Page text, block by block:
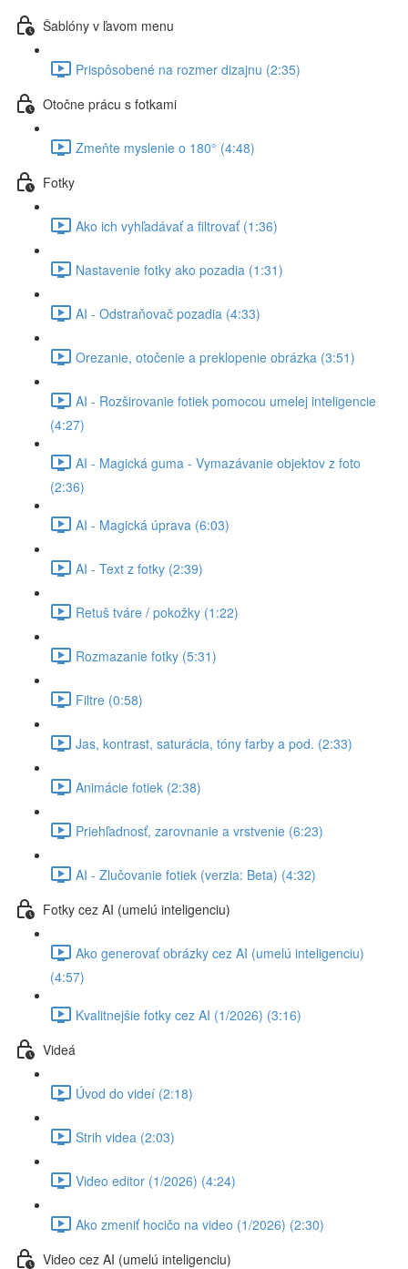
Šablóny v ľavom menu
Prispôsobené na rozmer dizajnu (2:35)
Otočne prácu s fotkami
Zmeňte myslenie o 180° (4:48)
Fotky
Ako ich vyhľadávať a filtrovať (1:36)
Nastavenie fotky ako pozadia (1:31)
AI - Odstraňovač pozadia (4:33)
Orezanie, otočenie a preklopenie obrázka (3:51)
AI - Rozširovanie fotiek pomocou umelej inteligencie
(4:27)
AI - Magická guma - Vymazávanie objektov z foto
(2:36)
AI - Magická úprava (6:03)
AI - Text z fotky (2:39)
Retuš tváre / pokožky (1:22)
Rozmazanie fotky (5:31)
Filtre (0:58)
Jas, kontrast, saturácia, tóny farby a pod. (2:33)
Animácie fotiek (2:38)
Priehľadnosť, zarovnanie a vrstvenie (6:23)
AI - Zlučovanie fotiek (verzia: Beta) (4:32)
Fotky cez AI (umelú inteligenciu)
Ako generovať obrázky cez AI (umelú inteligenciu)
(4:57)
Kvalitnejšie fotky cez AI (1/2026) (3:16)
Videá
Úvod do videí (2:18)
Strih videa (2:03)
Video editor (1/2026) (4:24)
Ako zmeniť hocičo na video (1/2026) (2:30)
Video cez AI (umelú inteligenciu)